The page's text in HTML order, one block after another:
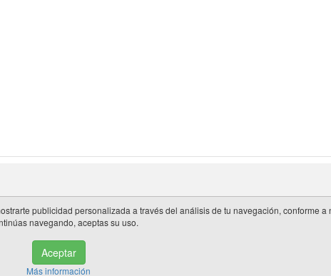
publicidad personalizada a través del análisis de tu navegación, conforme a
navegando, aceptas su uso.
Aceptar
Más información
Aviso legal | Información adicional